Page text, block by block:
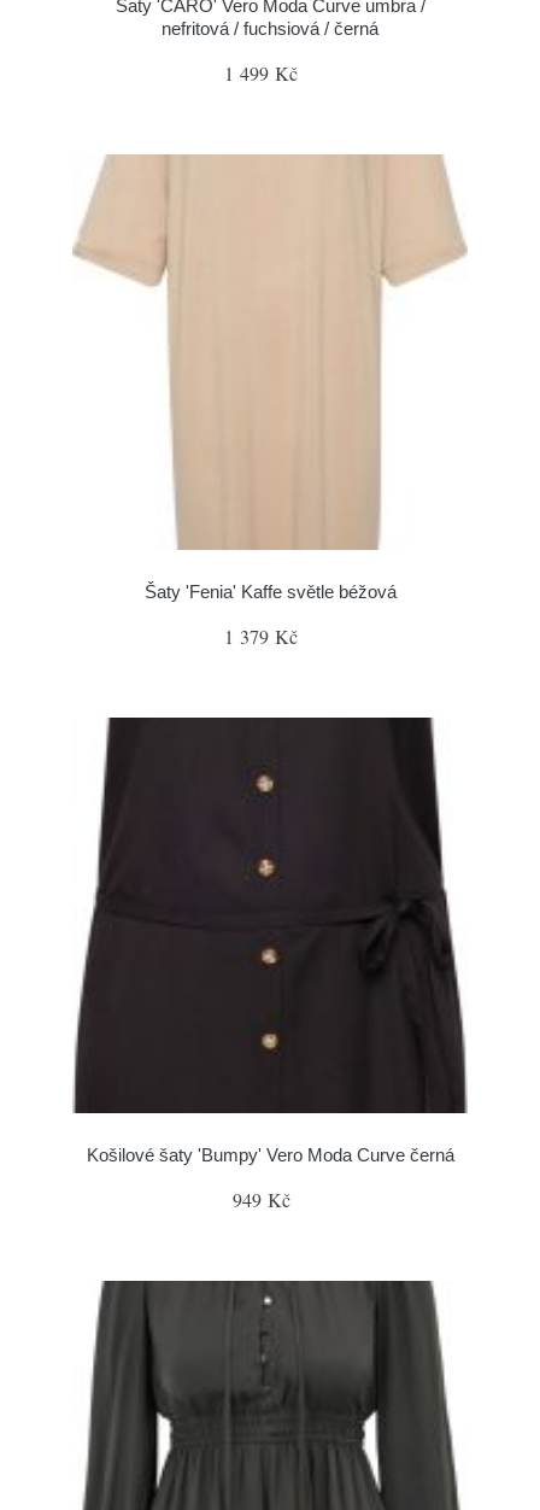
Šaty 'CARO' Vero Moda Curve umbra /
nefritová / fuchsiová / černá
1 499 Kč
Šaty 'Fenia' Kaffe světle béžová
1 379 Kč
Košilové šaty 'Bumpy' Vero Moda Curve černá
949 Kč